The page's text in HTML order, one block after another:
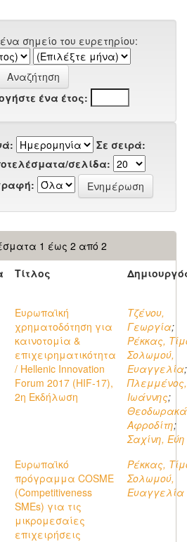
σημείο του ευρετηρίου:
ένα έτος:
Σε σειρά:
σελίδα:
1 έως 2 από 2
Τίτλος
Ευρωπαϊκή
χρηματοδότηση για
καινοτομία &
επιχειρηματικότητα
/ Hellenic Innovation
Forum 2017 (HIF‐17),
2η Εκδήλωση
Τζένου,
Γεωργία;
Ρέκκας,
Σολωμού,
Ευαγγελία;
Πλεμμένος,
Ιωάννης;
Αφροδίτη;
Σαχίνη, Εύη
Ευρωπαϊκό
πρόγραμμα COSME
(Competitiveness
SMEs) για τις
μικρομεσαίες
επιχειρήσεις
Ρέκκας,
Σολωμού,
Ευαγγελία